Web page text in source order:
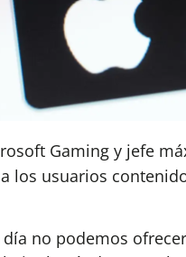
Gaming y jefe
los usuarios
día no podemos